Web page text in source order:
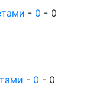
- 0 - 0
- 0 - 0